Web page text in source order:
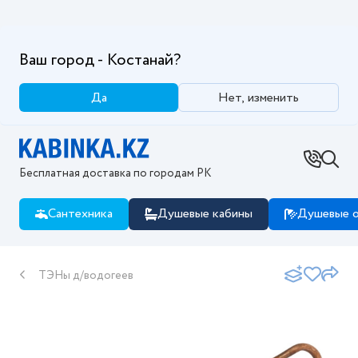
Ваш город - Костанай?
Да Нет, изменить
Бесплатная доставка по городам РК
Сантехника Душевые кабины Душевые
ТЭНы д/водогеев